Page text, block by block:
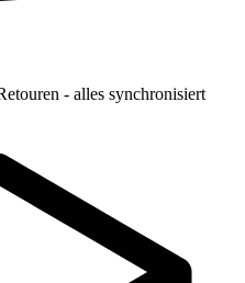
- alles synchronisiert